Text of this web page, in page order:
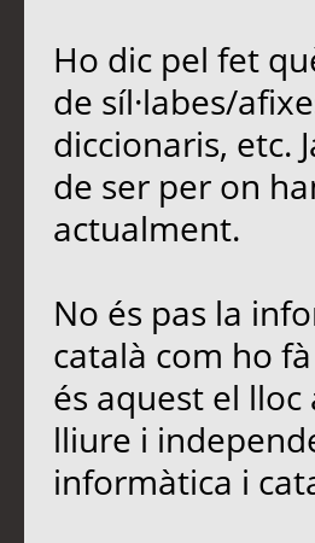
Ho dic pel fet
de síl·labes/
diccionaris, etc.
de ser per on
actualment.
No és pas la
català com ho
és aquest el
lliure i
informàtica i